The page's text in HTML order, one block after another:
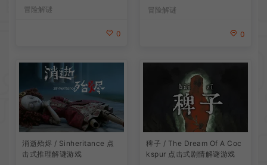
冒险解谜
0
冒险解谜
0
消逝殆烬 / Sinheritance 点
击式推理解谜游戏
稗子 / The Dream Of A Coc
kspur 点击式剧情解谜游戏